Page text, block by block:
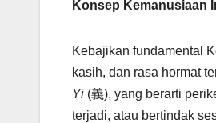
Konsep Kemanusiaan
Kebajikan fundamental
kasih, dan rasa hormat
Yi (義), yang berarti
terjadi, atau bertindak